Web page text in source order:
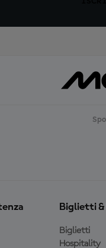
Biglietti
Biglietti
Hospitality